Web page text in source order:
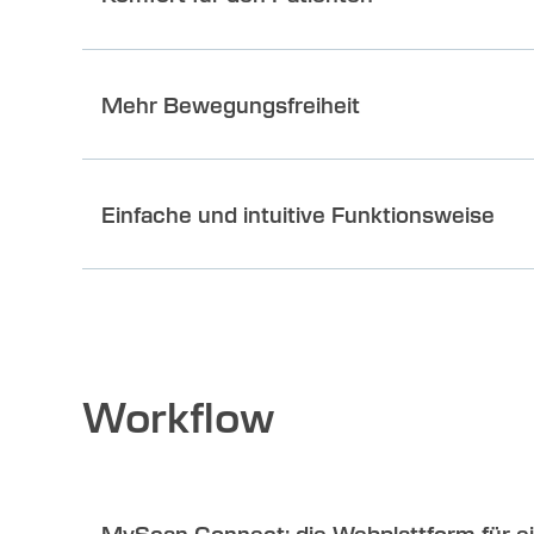
Mehr Bewegungsfreiheit
Einfache und intuitive Funktionsweise
Workflow